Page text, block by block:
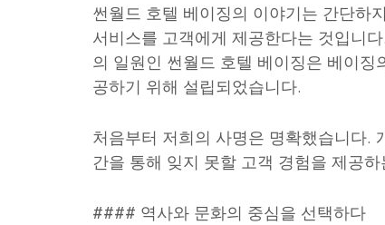
썬월드 호텔 베이징의 이야기는 간단하
서비스를 고객에게 제공한다는 것입니
의 일원인 썬월드 호텔 베이징은 베이
공하기 위해 설립되었습니다.
처음부터 저희의 사명은 명확했습니다.
간을 통해 잊지 못할 고객 경험을 제공
#### 역사와 문화의 중심을 선택하다